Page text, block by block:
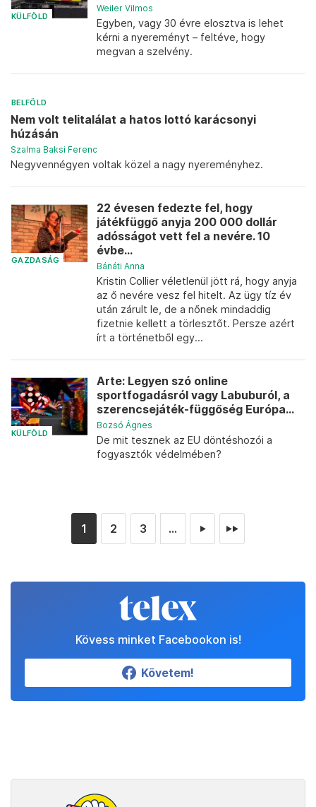
KÜLFÖLD
Weiler Vilmos
Egyben, vagy 30 évre elosztva is lehet
kérni a nyereményt – feltéve, hogy
megvan a szelvény.
BELFÖLD
Nem volt telitalálat a hatos lottó karácsonyi
húzásán
Szalma Baksi Ferenc
Negyvennégyen voltak közel a nagy nyereményhez.
GAZDASÁG
22 évesen fedezte fel, hogy
játékfüggő anyja 200 000 dollár
adósságot vett fel a nevére. 10
évbe...
Bánáti Anna
Kristin Collier véletlenül jött rá, hogy anyja
az ő nevére vesz fel hitelt. Az ügy tíz év
után zárult le, de a nőnek mindaddig
fizetnie kellett a törlesztőt. Persze azért
írt a történetből egy...
KÜLFÖLD
Arte: Legyen szó online
sportfogadásról vagy Labuburól, a
szerencsejáték-függőség Európa...
Bozsó Ágnes
De mit tesznek az EU döntéshozói a
fogyasztók védelmében?
1 2 3 ... ► ►►
Kövess minket Facebookon is!
Követem!